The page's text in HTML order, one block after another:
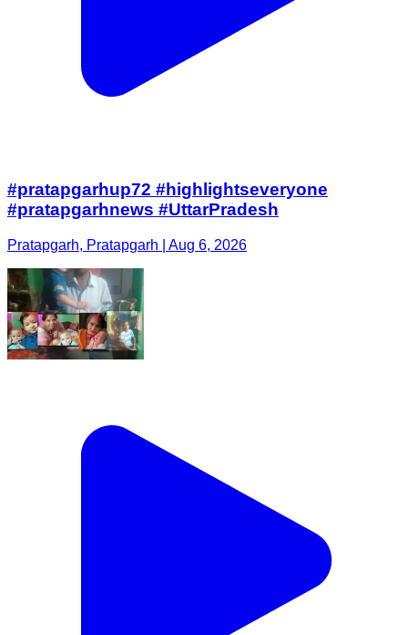
#pratapgarhup72 #highlightseveryone
#pratapgarhnews #UttarPradesh
Pratapgarh, Pratapgarh | Aug 6, 2026